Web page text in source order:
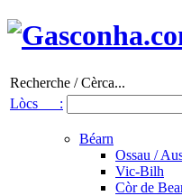
Recherche / Cèrca...
Lòcs :
Béarn
Ossau /
Vic-Bilh
Còr de